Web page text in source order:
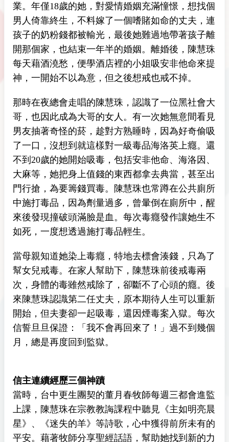
業。年僅18歲的她，對愛情婚姻充滿憧憬，想找個
男人倚靠終生，不料嫁了一個嗜賭如命的丈夫，連
孩子的奶粉錢都被輸光，最後她難過地帶著孩子離
開那個家，也結束一年半的婚姻。離婚後，陳慧珠
每天藉酒澆愁，便學酒店裡的小姐吸安非他命來提
神，一開始不以為意，但之後想戒也戒不掉。
那時在夜總會走唱的陳慧珠，認識了一位黑社會大
哥，也因此成為大哥的女人。有一次她無意間看見
男友抽著奇怪的菸，趁對方熟睡時，因為好奇偷吸
了一口，沒想到就這樣對一級毒品海洛英上癮。還
不到20歲的她開始吸毒，包括安非他命、海洛因、
大麻等，她把身上值錢的東西都拿去典當，甚至出
門行搶，為要籌錢買毒。陳慧珠也常蹲在公共廁所
中施打毒品，因為劑量過多，曾暈倒在廁所中，醒
來後發現撞破頭滿臉是血。每次毒癮發作讓她生不
如死，一度想透過施打毒品輕生。
當母親知道她染上毒癮，特地去標會湊錢，只為了
幫女兒戒毒。在家人幫助下，陳慧珠前後戒毒兩
次，身體的毒雖然戒除了，卻斷不了心頭的癮。後
來陳慧珠認識第二任丈夫，原本期待人生可以重新
開始，但夫妻卻一起吸毒，還因煙毒案入獄。每次
信誓旦旦保證：「我不會再回來了！」過不到幾個
月，總是再度回到監獄。
信主連續經歷三個神蹟
當時，台中更生團契的董月春牧師每週三都會進監
上課，陳慧珠在宗教教誨課程中聽見《主如明亮晨
星》、《迷失的羊》等詩歌，心中獲得前所未有的
平安。藉著牧師分享聖經話語，幫助她找到新的力